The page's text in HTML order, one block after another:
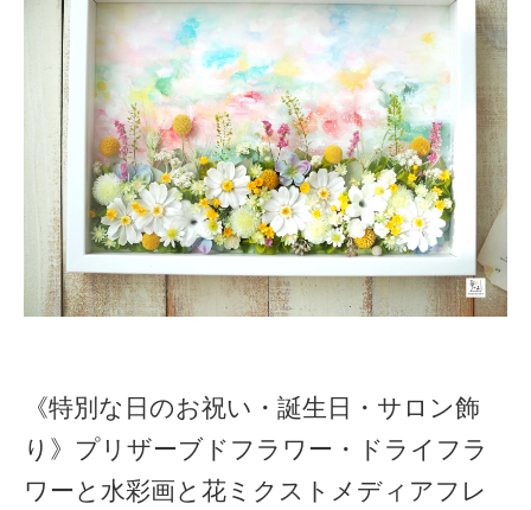
《特別な日のお祝い・誕生日・サロン飾
り》プリザーブドフラワー・ドライフラ
ワーと水彩画と花ミクストメディアフレ